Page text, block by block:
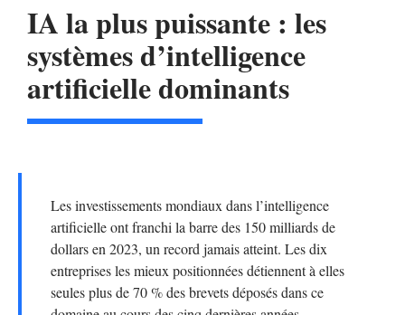
IA la plus puissante : les
systèmes d’intelligence
artificielle dominants
Les investissements mondiaux dans l’intelligence
artificielle ont franchi la barre des 150 milliards de
dollars en 2023, un record jamais atteint. Les dix
entreprises les mieux positionnées détiennent à elles
seules plus de 70 % des brevets déposés dans ce